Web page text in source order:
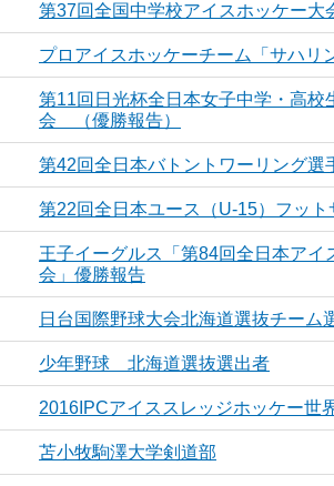
第37回全国中学校アイスホッケー大
プロアイスホッケーチーム「サハリ
第11回日光杯全日本女子中学・高校
会 （優勝報告）
第42回全日本バトントワーリング選
第22回全日本ユース（U-15）フット
王子イーグルス「第84回全日本アイ
会」優勝報告
日台国際野球大会北海道選抜チーム
少年野球 北海道選抜選出者
2016IPCアイススレッジホッケー世
苫小牧駒澤大学剣道部